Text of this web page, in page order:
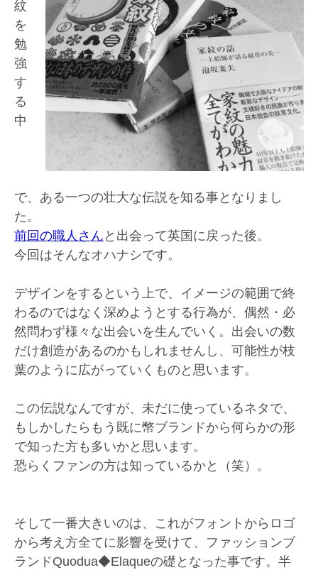
紋
を
勉
強
す
る
中
で、ある一つの壮大な伝説を知る事となりまし
た。
前回の職人さん と出会って英国に戻った後。
今回はそんなオハナシです。
デザインをするという上で、イメージの範囲で終
わるのではなく深めようとする行為が、偶然・必
然問わず様々な出会いを生んでいく。出会いの数
だけ創造があるのかもしれませんし、可能性が枝
葉のように広がっていくものと思います。
この伝説なんですが、未だに使っているネタで、
もしかしたらもう既に幣ブランドから何らかの形
で知った方も多いかと思います。
恐らくファンの方は知っているかと（笑）。
そして一番大きいのは、これがフォントからロゴ
から考え方全てに影響を受けて、ファッションブ
ランドQuodua◆Elaqueの礎となった事です。半